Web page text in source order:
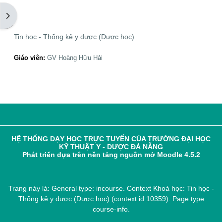
Mở ngăn kéo tài liệu
Tin học - Thống kê y dược (Dược học)
Giáo viên: GV Hoàng Hữu Hải
HỆ THỐNG DẠY HỌC TRỰC TUYẾN CỦA TRƯỜNG ĐẠI HỌC
KỸ THUẬT Y - DƯỢC ĐÀ NẴNG
Phát triển dựa trên nền tảng nguồn mở Moodle 4.5.2
Trang này là: General type: incourse. Context Khoá học: Tin học -
Thống kê y dược (Dược học) (context id 10359). Page type
course-info.